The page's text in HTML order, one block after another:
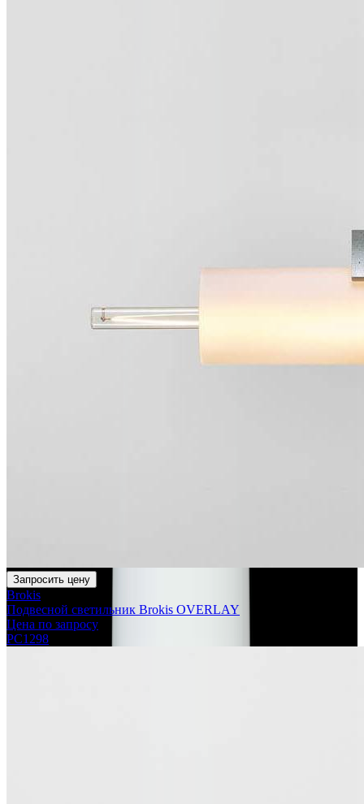
Запросить цену
Brokis
Подвесной светильник Brokis OVERLAY
Цена по запросу
PC1298